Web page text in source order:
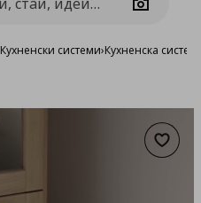
Camera
Кухненски системи›Кухненска